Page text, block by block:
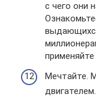
с чего они
применяйте
Мечтайте.